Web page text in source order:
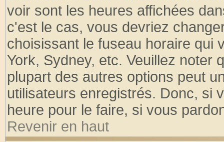
voir sont les heures affichées
c'est le cas, vous devriez
choisissant le fuseau horaire qui
York, Sydney, etc. Veuillez noter
plupart des autres options peut
utilisateurs enregistrés. Donc, si
heure pour le faire, si vous
Revenir en haut